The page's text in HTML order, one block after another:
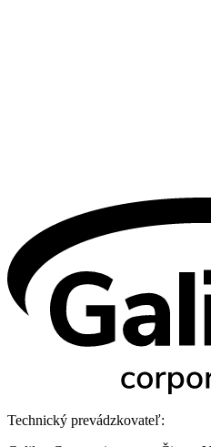
Technický prevádzkovateľ: